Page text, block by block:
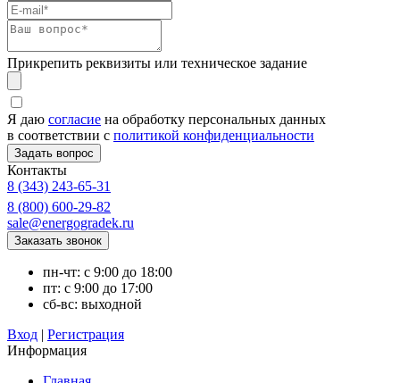
Прикрепить реквизиты или техническое задание
Я даю согласие на обработку персональных данных
в соответствии с политикой конфиденциальности
Контакты
8 (343) 243-65-31
8 (800) 600-29-82
sale@energogradek.ru
пн-чт: с 9:00 до 18:00
пт: с 9:00 до 17:00
сб-вс: выходной
Вход | Регистрация
Информация